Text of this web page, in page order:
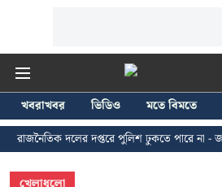
খবরাখবর ভিডিও মতে বিমতে
দলের দপ্তরে পুলিশ ঢুকতে পারে না - জন ব্রিটাস